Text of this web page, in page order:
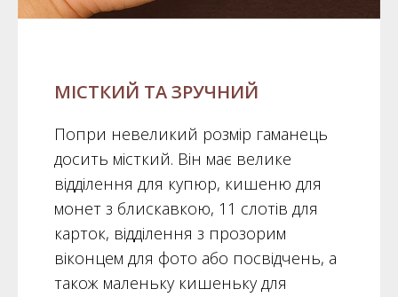
МІСТКИЙ ТА ЗРУЧНИЙ
Попри невеликий розмір гаманець
досить місткий. Він має велике
відділення для купюр, кишеню для
монет з блискавкою, 11 слотів для
карток, відділення з прозорим
віконцем для фото або посвідчень, а
також маленьку кишеньку для